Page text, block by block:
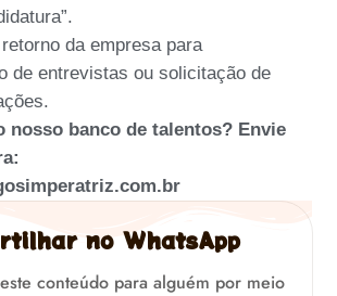
da empresa para
de entrevistas ou solicitação de
nosso banco de talentos? Envie
no WhatsApp
conteúdo para alguém por meio